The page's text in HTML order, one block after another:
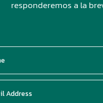
responderemos a la